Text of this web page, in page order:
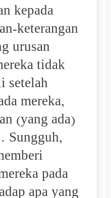
kepada
keterangan
urusan
tidak
setelah
mereka,
(yang ada)
Sungguh,
pada